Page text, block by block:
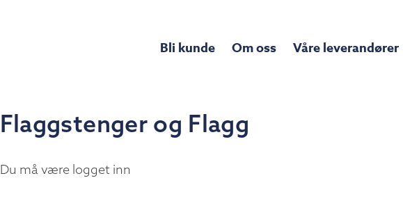
Bli kunde Om oss Våre leverandører
Flaggstenger og Flagg
Du må være logget inn